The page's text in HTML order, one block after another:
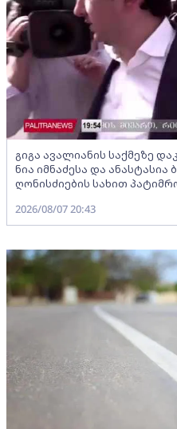
გიგა ავალიანის საქმეზე
ნია იმნაძესა და
ღონისძიების სახით
2026/08/07 20:43